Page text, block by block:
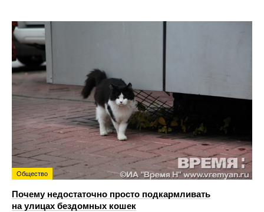
Общество
Почему недостаточно просто подкармливать
на улицах бездомных кошек